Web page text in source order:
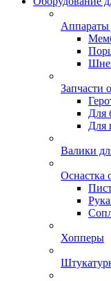
Аппараты
Запчасти
Для
Для
Валики
Оснастка
Хопперы